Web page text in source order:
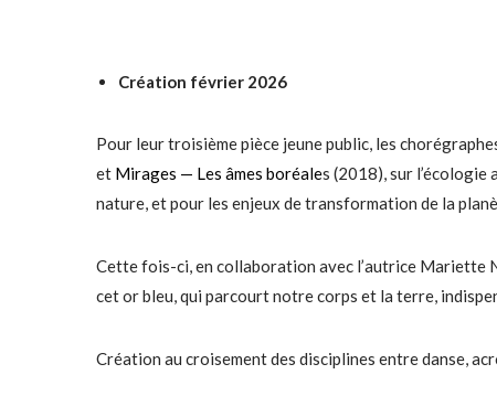
Création février 2026
Pour leur troisième pièce jeune public, les
et Mirages — Les âmes boréales (2018), sur
nature, et pour les enjeux de transformation de la
Cette fois-ci, en collaboration avec l’autrice Mariette
cet or bleu, qui parcourt notre corps et la terre,
Création au croisement des disciplines entre danse,